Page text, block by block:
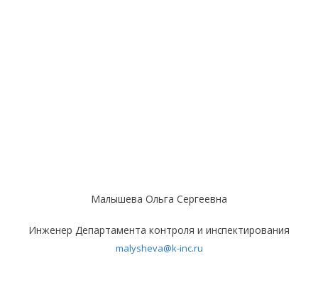
Малышева Ольга Сергеевна
Инженер Департамента контроля и инспектирования
malysheva@k-inc.ru